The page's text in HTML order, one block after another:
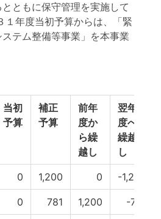
ともに保守管理を実施して
１年度当初予算からは、「緊
テム整備等事業」を本事業
当初
予算
補正
予算
前年
度か
ら繰
越し
翌年
度へ
繰越
し
0 1,200 0 -1,200
0 781 1,200 -781